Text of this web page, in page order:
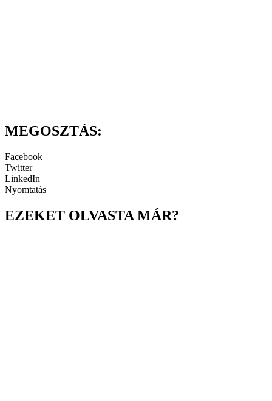
MEGOSZTÁS:
Facebook
Twitter
LinkedIn
Nyomtatás
EZEKET OLVASTA MÁR?